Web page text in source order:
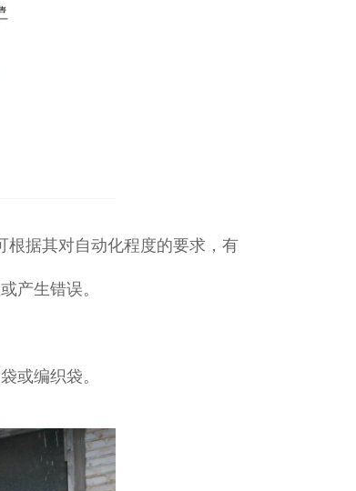
根据其对自动化程度的要求，有
产生错误。
或编织袋。